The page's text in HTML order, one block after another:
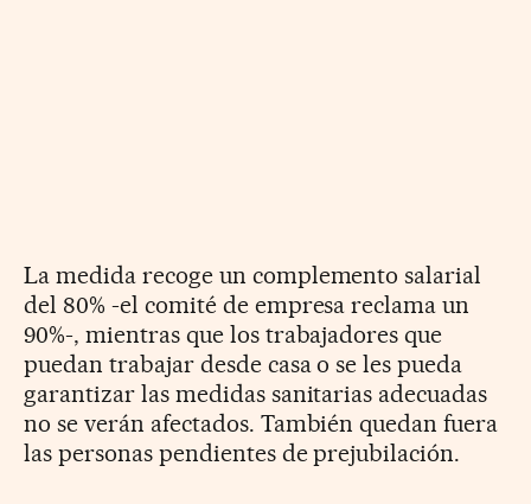
La medida recoge un complemento salarial
del 80% -el comité de empresa reclama un
90%-, mientras que los trabajadores que
puedan trabajar desde casa o se les pueda
garantizar las medidas sanitarias adecuadas
no se verán afectados. También quedan fuera
las personas pendientes de prejubilación.